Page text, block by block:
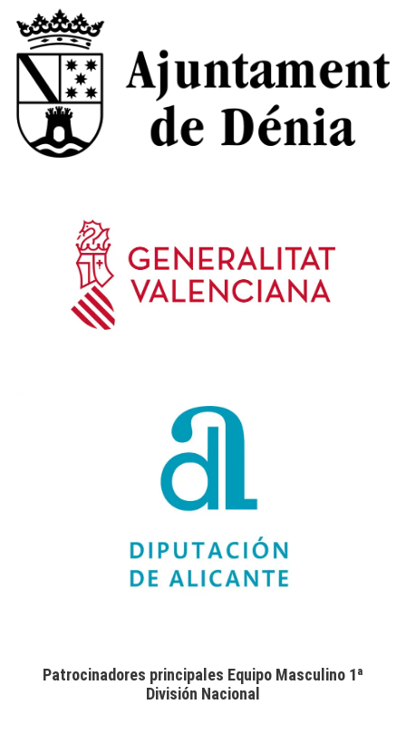
Patrocinadores principales Equipo Masculino 1ª
División Nacional